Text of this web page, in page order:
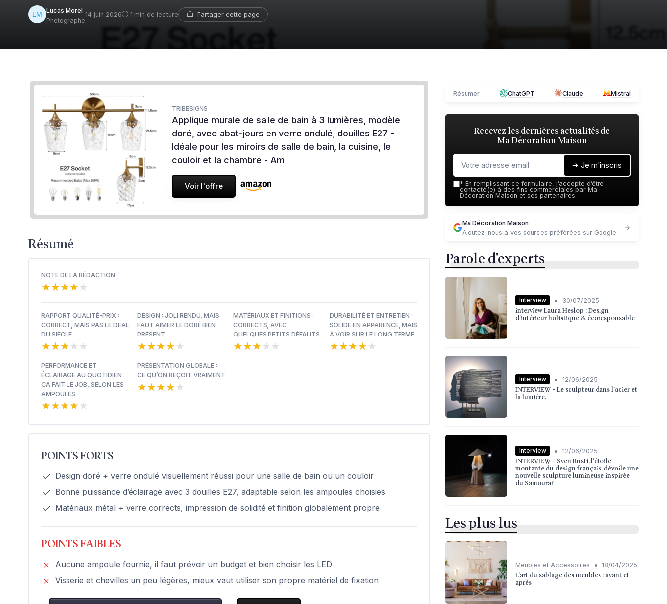
Lucas Morel
Photographe
14 juin 2026 1 min de lecture Partager cette page
TRIBESIGNS
Applique murale de salle de bain à 3 lumières, modèle
doré, avec abat-jours en verre ondulé, douilles E27 -
Idéale pour les miroirs de salle de bain, la cuisine, le
couloir et la chambre - Am
Voir l'offre
Résumé
NOTE DE LA RÉDACTION
★★★★★
★★★★★
RAPPORT QUALITÉ-PRIX :
CORRECT, MAIS PAS LE DEAL
DU SIÈCLE
★★★★★
★★★★★
DESIGN : JOLI RENDU, MAIS
FAUT AIMER LE DORÉ BIEN
PRÉSENT
★★★★★
★★★★★
MATÉRIAUX ET FINITIONS :
CORRECTS, AVEC
QUELQUES PETITS DÉFAUTS
★★★★★
★★★★★
DURABILITÉ ET ENTRETIEN :
SOLIDE EN APPARENCE, MAIS
À VOIR SUR LE LONG TERME
★★★★★
★★★★★
PERFORMANCE ET
ÉCLAIRAGE AU QUOTIDIEN :
ÇA FAIT LE JOB, SELON LES
AMPOULES
★★★★★
★★★★★
PRÉSENTATION GLOBALE :
CE QU’ON REÇOIT VRAIMENT
★★★★★
★★★★★
POINTS FORTS
Design doré + verre ondulé visuellement réussi pour une salle de bain ou un couloir
Bonne puissance d’éclairage avec 3 douilles E27, adaptable selon les ampoules choisies
Matériaux métal + verre corrects, impression de solidité et finition globalement propre
POINTS FAIBLES
Aucune ampoule fournie, il faut prévoir un budget et bien choisir les LED
Visserie et chevilles un peu légères, mieux vaut utiliser son propre matériel de fixation
Résumer ChatGPT Claude Mistral
Recevez les dernières actualités de
Ma Décoration Maison
➔ Je m'inscris
* En remplissant ce formulaire, j’accepte d’être
contacté(e) à des fins commerciales par Ma
Décoration Maison et ses partenaires.
Ma Décoration Maison
Ajoutez-nous à vos sources préférées sur Google
Parole d'experts
Interview • 30/07/2025
interview Laura Heslop : Design
d’intérieur holistique & écoresponsable
Interview • 12/06/2025
INTERVIEW - Le sculpteur dans l'acier et
la lumière.
Interview • 12/06/2025
INTERVIEW - Sven Rusti, l'étoile
montante du design français, dévoile une
nouvelle sculpture lumineuse inspirée
du Samouraï
Les plus lus
Meubles et Accessoires • 18/04/2025
L'art du sablage des meubles : avant et
après